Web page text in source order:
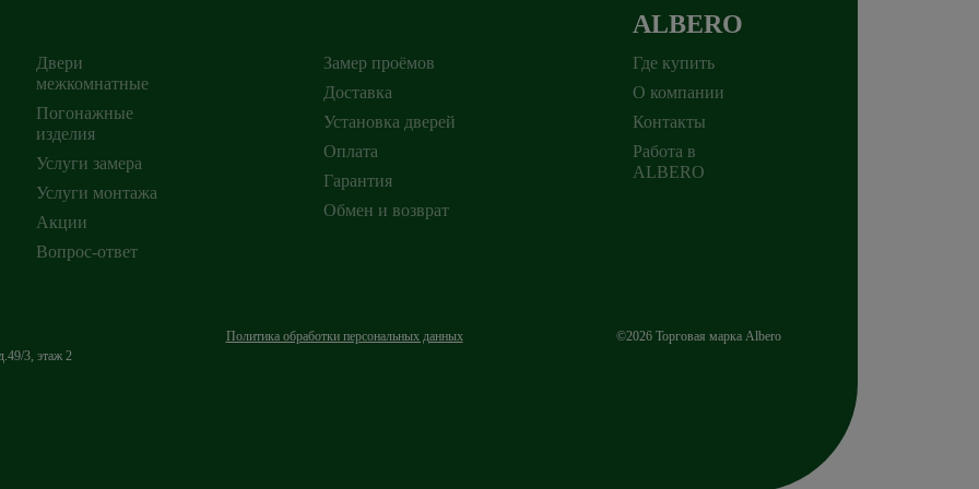
Двери
межкомнатные
Погонажные
изделия
Услуги замера
Услуги монтажа
Акции
Вопрос-ответ
Замер проёмов
Доставка
Установка дверей
Оплата
Гарантия
Обмен и возврат
ALBERO
Где купить
О компании
Контакты
Работа в
ALBERO
3, этаж 2
Политика обработки персональных данных ©2026 Торговая марка Albero